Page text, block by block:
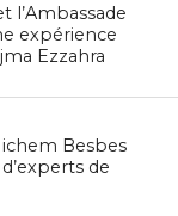
l’Ambassade
expérience
Ezzahra
Besbes
de